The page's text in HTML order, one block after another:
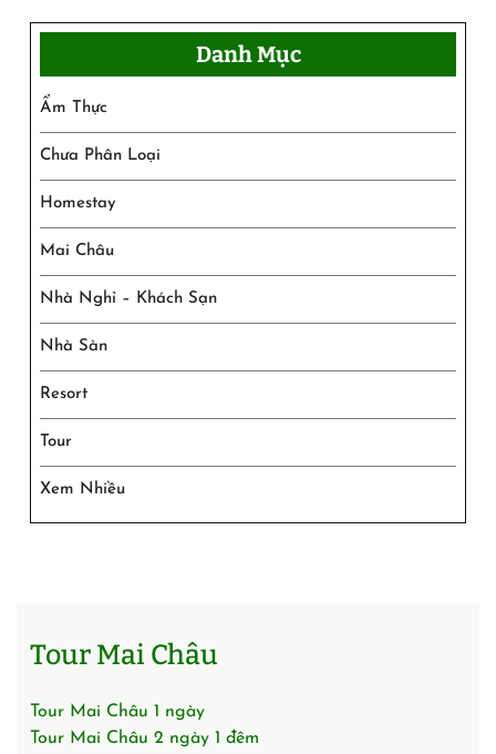
Danh Mục
Ẩm Thực
Chưa Phân Loại
Homestay
Mai Châu
Nhà Nghỉ – Khách Sạn
Nhà Sàn
Resort
Tour
Xem Nhiều
Tour Mai Châu
Tour Mai Châu 1 ngày
Tour Mai Châu 2 ngày 1 đêm